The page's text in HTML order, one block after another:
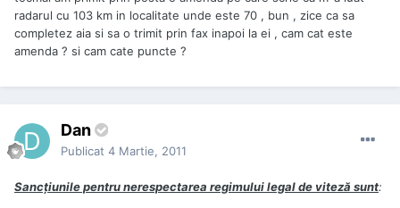
radarul cu 103 km in localitate unde este 70 , bun , zice ca sa
completez aia si sa o trimit prin fax inapoi la ei , cam cat este
amenda ? si cam cate puncte ?
Dan
Publicat 4 Martie, 2011
Sancţiunile pentru nerespectarea regimului legal de viteză sunt: